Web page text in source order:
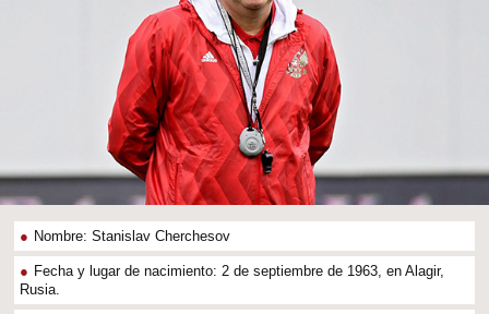
Nombre: Stanislav Cherchesov
Fecha y lugar de nacimiento: 2 de septiembre de 1963, en Alagir,
Rusia.